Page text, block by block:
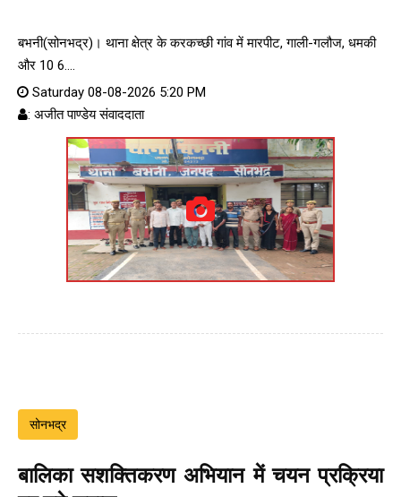
बभनी(सोनभद्र)। थाना क्षेत्र के करकच्छी गांव में मारपीट, गाली-गलौज, धमकी
और 10 6....
Saturday 08-08-2026 5:20 PM
: अजीत पाण्डेय संवाददाता
सोनभद्र
बालिका सशक्तिकरण अभियान में चयन प्रक्रिया